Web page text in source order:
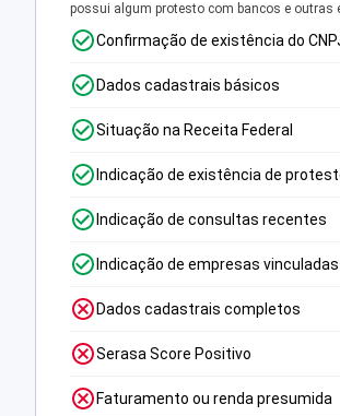
possui algum protesto com bancos e outras
Confirmação de existência do
Dados cadastrais básicos
Situação na Receita Federal
Indicação de existência de
Indicação de consultas recentes
Indicação de empresas vinculadas
Dados cadastrais completos
Serasa Score Positivo
Faturamento ou renda presumida